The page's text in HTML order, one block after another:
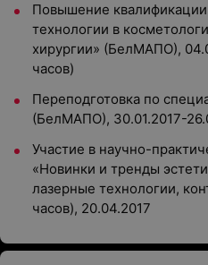
Повышение
технологии в
хирургии» (БелМАПО),
часов)
Переподготовка по
(БелМАПО), 30.01.2017-
Участие в научно-
«Новинки и тренды
лазерные технологии,
часов), 20.04.2017